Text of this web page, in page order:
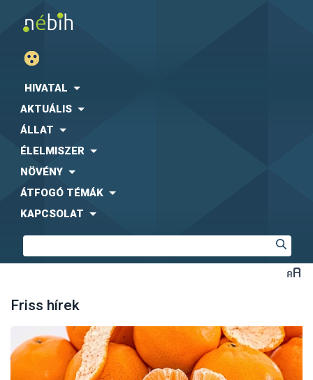
HIVATAL
AKTUÁLIS
ÁLLAT
ÉLELMISZER
NÖVÉNY
ÁTFOGÓ TÉMÁK
KAPCSOLAT
Friss hírek